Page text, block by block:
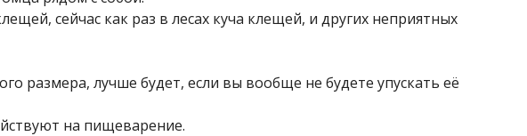
сейчас как раз в лесах куча клещей, и других неприятных
размера, лучше будет, если вы вообще не будете упускать её
на пищеварение.